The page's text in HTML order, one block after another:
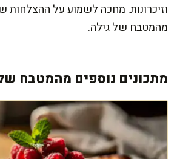
וזיכרונות. מחכה לשמוע על
מהמטבח של גילה.
מתכונים נוספים מהמטבח